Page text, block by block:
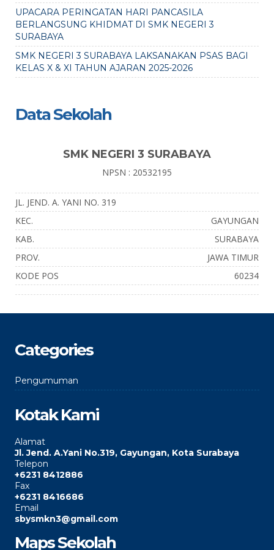
UPACARA PERINGATAN HARI PANCASILA
BERLANGSUNG KHIDMAT DI SMK NEGERI 3
SURABAYA
SMK NEGERI 3 SURABAYA LAKSANAKAN PSAS BAGI
KELAS X & XI TAHUN AJARAN 2025-2026
Data Sekolah
SMK NEGERI 3 SURABAYA
NPSN : 20532195
JL. JEND. A. YANI NO. 319
KEC.
GAYUNGAN
KAB.
SURABAYA
PROV.
JAWA TIMUR
KODE POS
60234
Categories
Pengumuman
Kotak Kami
Alamat
Jl. Jend. A.Yani No.319, Gayungan, Kota Surabaya
Telepon
+6231 8412886
Fax
+6231 8416686
Email
sbysmkn3@gmail.com
Maps Sekolah